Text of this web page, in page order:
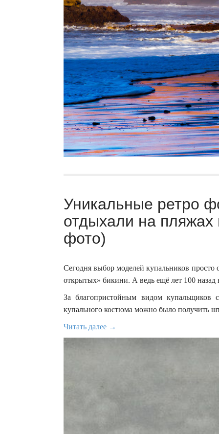
Уникальные ретро
отдыхали на пляжах
фото)
Сегодня выбор моделей купальников
открытых» бикини. А ведь ещё лет 100 назад
За благопристойным видом купальщиков
купального костюма можно было получить
Читать далее →